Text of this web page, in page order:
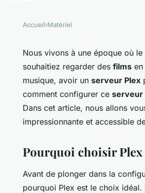
un
Accueil›Matériel
Nous vivons à une époque où le
souhaitiez regarder des films
musique, avoir un serveur Plex
comment configurer ce serveur
Dans cet article, nous allons
impressionnante et accessible
Pourquoi choisir
Avant de plonger dans la
pourquoi Plex est le choix idéal.